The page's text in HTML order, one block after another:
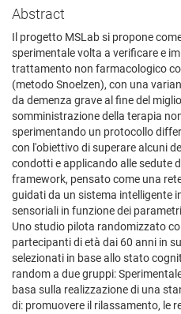
Abstract
Il progetto MSLab si propone
sperimentale volta a verificare e
trattamento non farmacologico
(metodo Snoelzen), con una
da demenza grave al fine del
somministrazione della terapia
sperimentando un protocollo
con l'obiettivo di superare alcuni
condotti e applicando alle sedute
framework, pensato come una
guidati da un sistema intelligente
sensoriali in funzione dei
Uno studio pilota randomizzato
partecipanti di età dai 60 anni in
selezionati in base allo stato
random a due gruppi:
basa sulla realizzazione di una
di: promuovere il rilassamento, le